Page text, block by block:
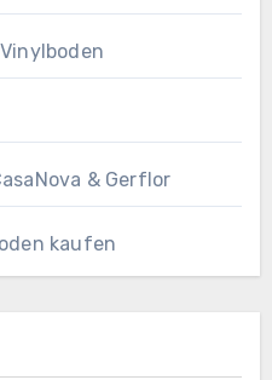
& Gerflor
kaufen